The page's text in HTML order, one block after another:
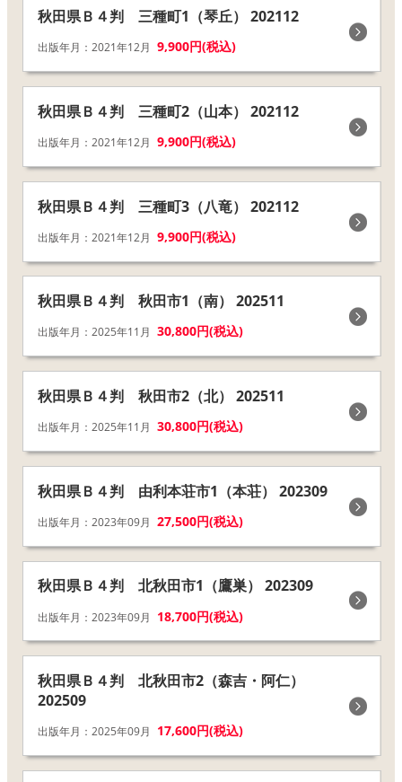
秋田県Ｂ４判 三種町1（琴丘） 202112
出版年月：2021年12月 9,900円(税込)
秋田県Ｂ４判 三種町2（山本） 202112
出版年月：2021年12月 9,900円(税込)
秋田県Ｂ４判 三種町3（八竜） 202112
出版年月：2021年12月 9,900円(税込)
秋田県Ｂ４判 秋田市1（南） 202511
出版年月：2025年11月 30,800円(税込)
秋田県Ｂ４判 秋田市2（北） 202511
出版年月：2025年11月 30,800円(税込)
秋田県Ｂ４判 由利本荘市1（本荘） 202309
出版年月：2023年09月 27,500円(税込)
秋田県Ｂ４判 北秋田市1（鷹巣） 202309
出版年月：2023年09月 18,700円(税込)
秋田県Ｂ４判 北秋田市2（森吉・阿仁）
202509
出版年月：2025年09月 17,600円(税込)